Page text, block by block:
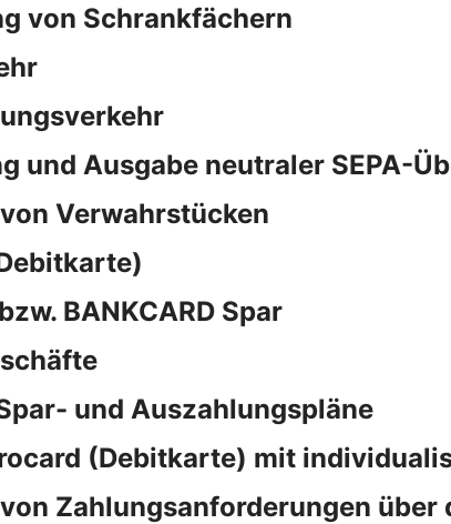
von Schrankfächern
und Ausgabe neutraler SEPA-
Verwahrstücken
BANKCARD Spar
und Auszahlungspläne
(Debitkarte) mit
Zahlungsanforderungen über